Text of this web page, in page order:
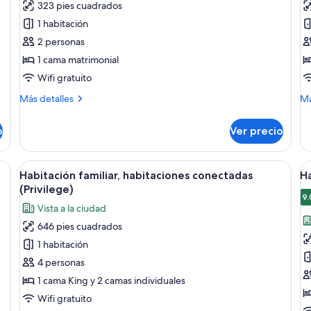
Habitación
Deluxe
(Elegance)
323 pies cuadrados
1 habitación
2 personas
1 cama matrimonial
Wifi gratuito
Más detalles
Más
Deluxe
(Elegance)
Ver precio
una mesita de noche, una lámpara, una silla y un amplio ventanal con
Abrir
todas
las
fotos
de
Habitación
familiar,
habitaciones
conectadas
Una habitación de hotel moderna
6
Habitación familiar, habitaciones conectadas
(Privilege)
Vista a la ciudad
646 pies cuadrados
1 habitación
4 personas
1 cama King y 2 camas individuales
Wifi gratuito